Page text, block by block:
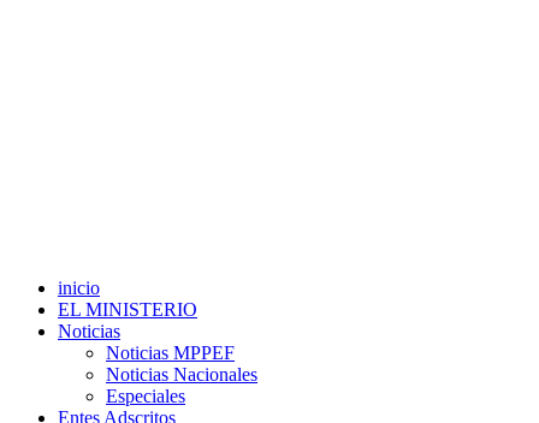
inicio
EL MINISTERIO
Noticias
Noticias MPPEF
Noticias Nacionales
Especiales
Entes Adscritos